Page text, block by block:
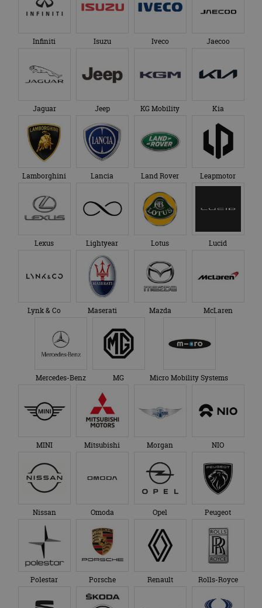
Infiniti Isuzu Iveco Jaecoo
Jaguar Jeep KG Mobility Kia
Lamborghini Lancia Land Rover Leapmotor
Lexus Lightyear Lotus Lucid
Lynk & Co Maserati Mazda McLaren
Mercedes-Benz MG Micro Mobility Systems
MINI Mitsubishi Morgan NIO
Nissan Omoda Opel Peugeot
Polestar Porsche Renault Rolls-Royce